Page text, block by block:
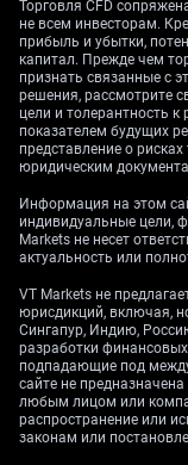
дальнейшего
занятости
занятости в США
моментом. Мы
занятости 2025
сюрпризом,
аналогичный
200,000 рабочих
снижении
отчет ниже
akun live VT
Торговля CFD
не всем инвесторам.
прибыль и убытки,
капитал. Прежде чем
признать связанные с
решения, рассмотрите
цели и толерантность
показателем будущих
представление о
юридическим
Информация на этом
индивидуальные цели,
Markets не несет
актуальность или
VT Markets не
юрисдикций, включая,
Сингапур, Индию,
разработки
подпадающие под
сайте не
любым лицом или
распространение или
законам или